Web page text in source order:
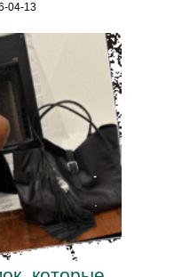
04-13